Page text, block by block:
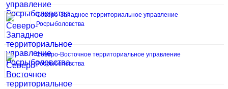
Северо-Западное территориальное управление
Росрыболовства
Северо-Восточное территориальное управление
Росрыболовства